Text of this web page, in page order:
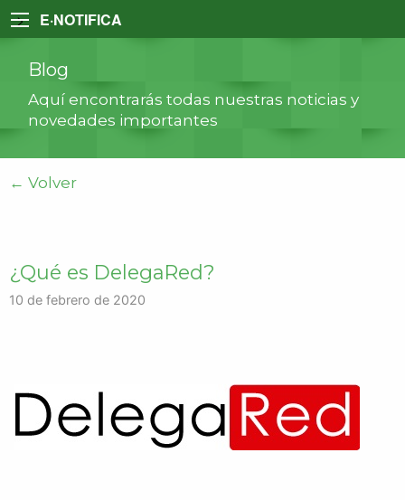
> E·NOTIFICA
Blog
Aquí encontrarás todas nuestras noticias y
novedades importantes
← Volver
¿Qué es DelegaRed?
10 de febrero de 2020